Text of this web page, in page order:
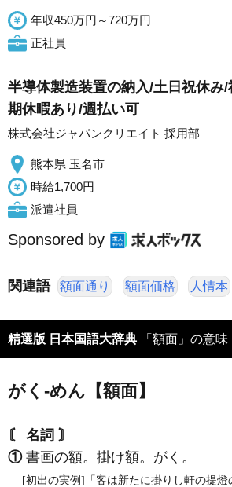
年収450万円～720万円
正社員
半導体製造装置の納入/土日祝休み
期休暇あり/週払い可
株式会社ジャパンクリエイト 採用部
熊本県 玉名市
時給1,700円
派遣社員
Sponsored by
関連語 額面通り 額面価格 人情本
精選版 日本国語大辞典 「額面」の意
がく‐めん【額面】
〘 名詞 〙
①書画の額。掛け額。がく。
[初出の実例]「客は新たに掛りし軒の提燈